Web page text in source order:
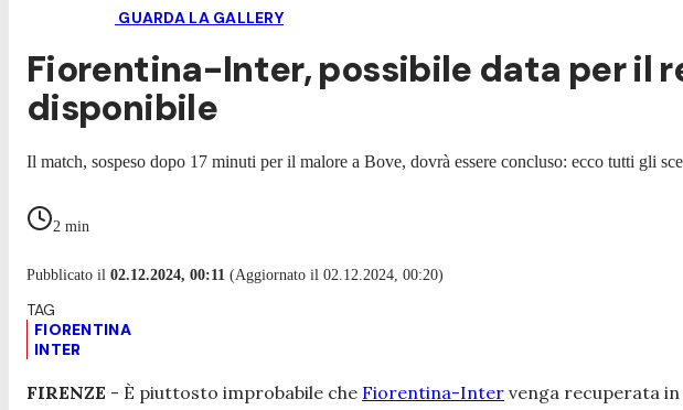
GUARDA LA GALLERY
Fiorentina-Inter, possibile data per il
disponibile
Il match, sospeso dopo 17 minuti per il malore a Bove, dovrà essere concluso: ecco tutti gli
2 min
Pubblicato il 02.12.2024, 00:11 (Aggiornato il 02.12.2024, 00:20)
FIORENTINA
INTER
FIRENZE - È piuttosto improbabile che Fiorentina-Inter venga recuperata